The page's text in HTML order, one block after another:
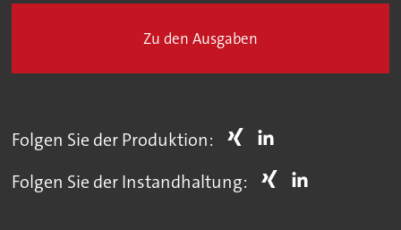
Zu den Ausgaben
Folgen Sie der Produktion:
Folgen Sie der Instandhaltung: